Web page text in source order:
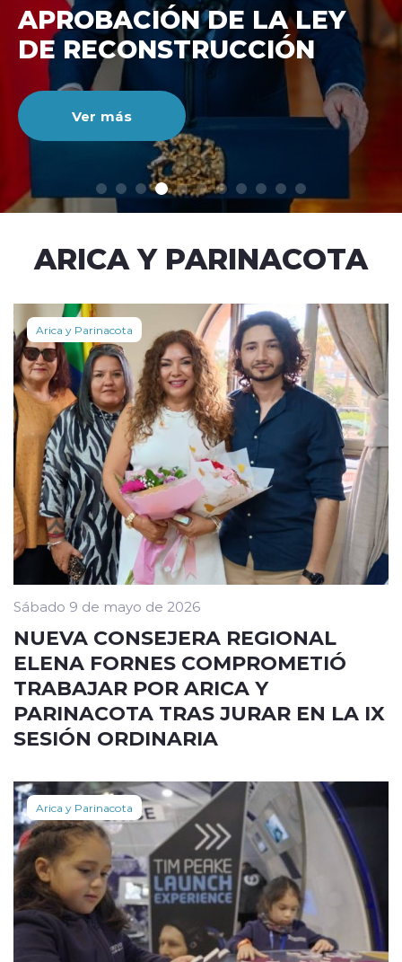
modo claro
DE RECONSTRUCCIÓ
NACIONAL
Ver más
ARICA Y PARINACOTA
Arica y Parinacota
Sábado 9 de mayo de 2026
NUEVA CONSEJERA REGIONAL
ELENA FORNES COMPROMETIÓ
TRABAJAR POR ARICA Y
PARINACOTA TRAS JURAR EN LA IX
SESIÓN ORDINARIA
Arica y Parinacota